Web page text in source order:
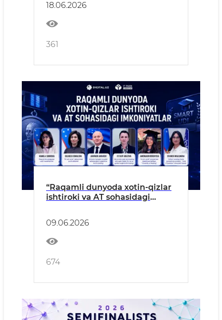
18.06.2026
361
“Raqamli dunyoda xotin-qizlar
ishtiroki va АT sohasidagi
uchrashuv va muloqot
imkoniyatini qo‘ldan boy
bermang!
09.06.2026
674